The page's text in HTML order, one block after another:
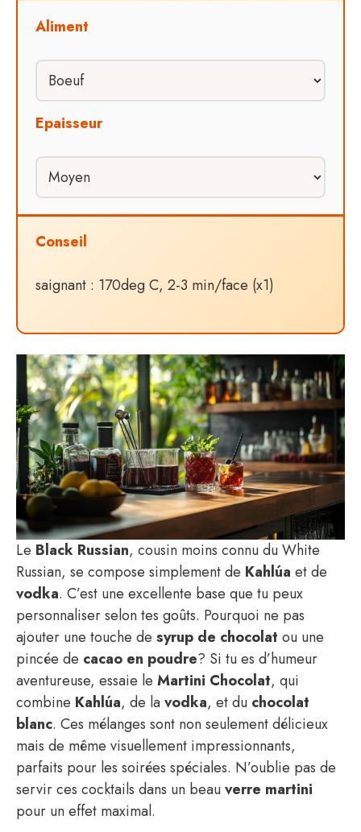
Aliment
Epaisseur
Conseil
saignant : 170deg C, 2-3 min/face (x1)
Le Black Russian, cousin moins connu du White
Russian, se compose simplement de Kahlúa et de
vodka. C’est une excellente base que tu peux
personnaliser selon tes goûts. Pourquoi ne pas
ajouter une touche de syrup de chocolat ou une
pincée de cacao en poudre? Si tu es d’humeur
aventureuse, essaie le Martini Chocolat, qui
combine Kahlúa, de lavodka, et du chocolat
blanc. Ces mélanges sont non seulement délicieux
mais de même visuellement impressionnants,
parfaits pour les soirées spéciales. N’oublie pas de
servir ces cocktails dans un beauverre martini
pour un effet maximal.